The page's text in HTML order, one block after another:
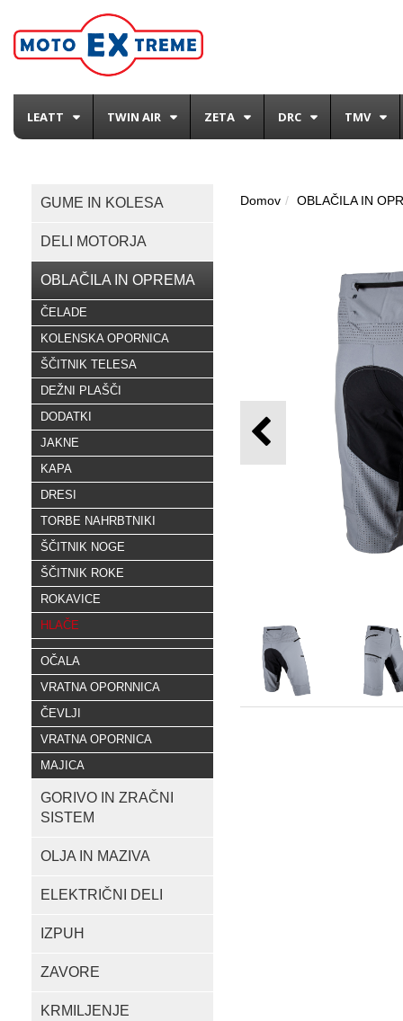
LEATT TWIN AIR ZETA DRC TMV
GUME IN KOLESA
DELI MOTORJA
OBLAČILA IN OPREMA
ČELADE
KOLENSKA OPORNICA
ŠČITNIK TELESA
DEŽNI PLAŠČI
DODATKI
JAKNE
KAPA
DRESI
TORBE NAHRBTNIKI
ŠČITNIK NOGE
ŠČITNIK ROKE
ROKAVICE
HLAČE
OČALA
VRATNA OPORNNICA
ČEVLJI
VRATNA OPORNICA
MAJICA
GORIVO IN ZRAČNI
SISTEM
OLJA IN MAZIVA
ELEKTRIČNI DELI
IZPUH
ZAVORE
KRMILJENJE
Domov OBLAČILA IN